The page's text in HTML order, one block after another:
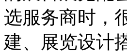
选服务商时，
建、展览设计